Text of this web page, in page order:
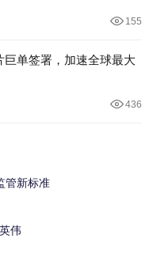
155
巨单签署，加速全球最大
436
管新标准
伟